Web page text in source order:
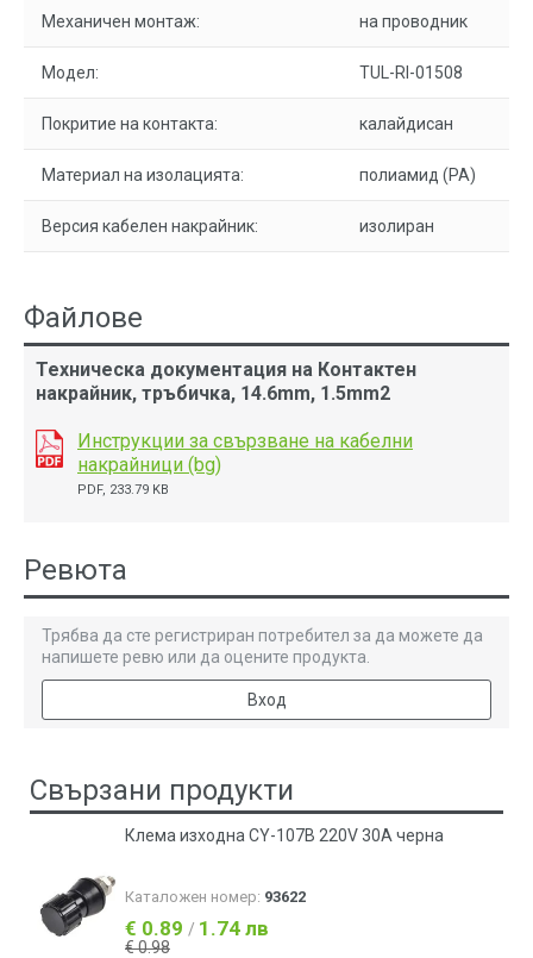
Механичен монтаж: на проводник
Модел: TUL-RI-01508
Покритие на контакта: калайдисан
Материал на изолацията: полиамид (PA)
Версия кабелен накрайник: изолиран
Файлове
Техническа документация на Контактен
накрайник, тръбичка, 14.6mm, 1.5mm2
Инструкции за свързване на кабелни
накрайници (bg)
PDF, 233.79 KB
Ревюта
Трябва да сте регистриран потребител за да можете да
напишете ревю или да оцените продукта.
Вход
Свързани продукти
Клема изходна CY-107B 220V 30A черна
Каталожен номер: 93622
€ 0.89 / 1.74 лв
€ 0.98